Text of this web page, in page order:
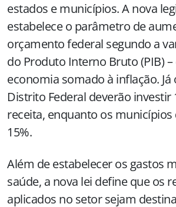
estados e municípios. A nova
estabelece o parâmetro de
orçamento federal segundo a
do Produto Interno Bruto (PIB)
economia somado à inflação. Já
Distrito Federal deverão investir
receita, enquanto os
15%.
Além de estabelecer os gastos
saúde, a nova lei define que os
aplicados no setor sejam